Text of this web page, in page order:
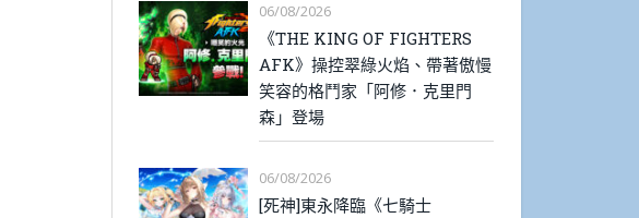
06/08/2026
《THE KING OF FIGHTERS
AFK》操控翠綠火焰、帶著傲慢
笑容的格鬥家「阿修．克里門
森」登場
06/08/2026
[死神]東永降臨《七騎士